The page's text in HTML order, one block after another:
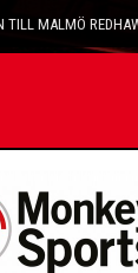
TILL MALMÖ